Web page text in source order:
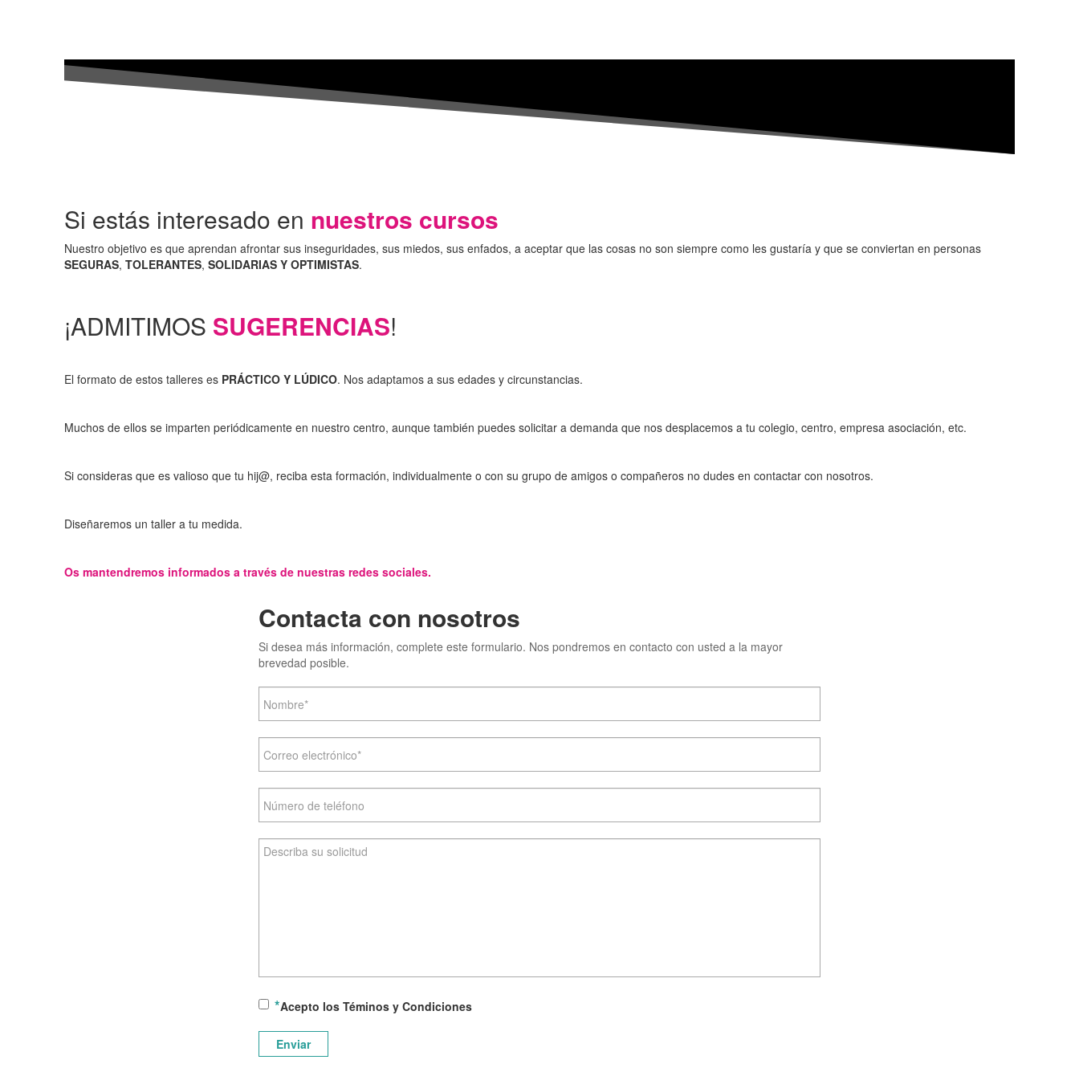
Si estás interesado en nuestros cursos
Nuestro objetivo es que aprendan afrontar sus inseguridades, sus miedos, sus enfados, a aceptar que las cosas no son siempre como les gustaría y que se conviertan en personas
SEGURAS, TOLERANTES, SOLIDARIAS Y OPTIMISTAS.
¡ADMITIMOS SUGERENCIAS!
El formato de estos talleres es PRÁCTICO Y LÚDICO. Nos adaptamos a sus edades y circunstancias.
Muchos de ellos se imparten periódicamente en nuestro centro, aunque también puedes solicitar a demanda que nos desplacemos a tu colegio, centro, empresa asociación, etc.
Si consideras que es valioso que tu hij@, reciba esta formación, individualmente o con su grupo de amigos o compañeros no dudes en contactar con nosotros.
Diseñaremos un taller a tu medida.
Os mantendremos informados a través de nuestras redes sociales.
Contacta con nosotros
Si desea más información, complete este formulario. Nos pondremos en contacto con usted a la mayor
brevedad posible.
Acepto los Téminos y Condiciones
Enviar